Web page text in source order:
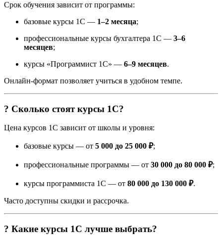
Срок обучения зависит от программы:
базовые курсы 1С — 1–2 месяца;
профессиональные курсы бухгалтера 1С — 3–6
месяцев;
курсы «Программист 1С» — 6–9 месяцев.
Онлайн-формат позволяет учиться в удобном темпе.
? Сколько стоят курсы 1С?
Цена курсов 1С зависит от школы и уровня:
базовые курсы — от 5 000 до 25 000 ₽;
профессиональные программы — от 30 000 до 80 000 ₽;
курсы программиста 1С — от 80 000 до 130 000 ₽.
Часто доступны скидки и рассрочка.
? Какие курсы 1С лучше выбрать?